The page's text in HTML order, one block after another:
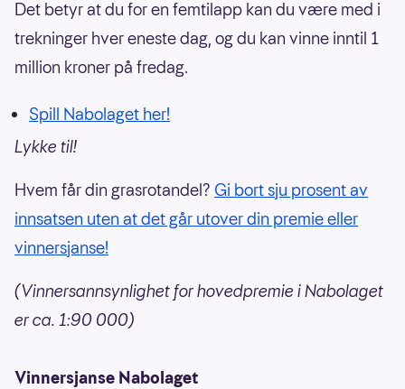
Det betyr at du for en femtilapp kan du være med i
trekninger hver eneste dag, og du kan vinne inntil 1
million kroner på fredag.
Spill Nabolaget her!
Lykke til!
Hvem får din grasrotandel? Gi bort sju prosent av
innsatsen uten at det går utover din premie eller
vinnersjanse!
(Vinnersannsynlighet for hovedpremie i Nabolaget
er ca. 1:90 000)
Vinnersjanse Nabolaget